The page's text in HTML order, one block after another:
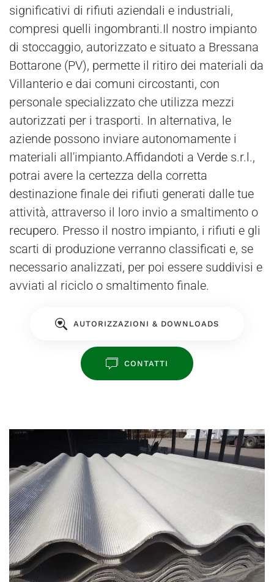
significativi di rifiuti aziendali e industriali,
compresi quelli ingombranti.Il nostro impianto
di stoccaggio, autorizzato e situato a Bressana
Bottarone (PV), permette il ritiro dei materiali da
Villanterio e dai comuni circostanti, con
personale specializzato che utilizza mezzi
autorizzati per i trasporti. In alternativa, le
aziende possono inviare autonomamente i
materiali all'impianto.Affidandoti a Verde s.r.l.,
potrai avere la certezza della corretta
destinazione finale dei rifiuti generati dalle tue
attività, attraverso il loro invio a smaltimento o
recupero. Presso il nostro impianto, i rifiuti e gli
scarti di produzione verranno classificati e, se
necessario analizzati, per poi essere suddivisi e
avviati al riciclo o smaltimento finale.
AUTORIZZAZIONI & DOWNLOADS
CONTATTI